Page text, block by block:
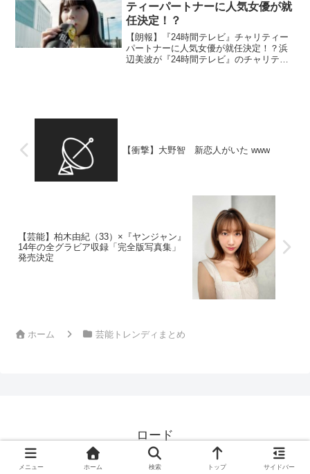
ティーパートナーに人気女優が就
任決定！？
【朗報】『24時間テレビ』チャリティー
パートナーに人気女優が就任決定！？浜
辺美波が『24時間テレビ』のチャリティ
【衝撃】大野智 新恋人がいた www
【芸能】柏木由紀（33）×『ヤンジャン』
14年の全グラビア収録「完全版写真集」
発売決定
ホーム 芸能トレンディまとめ
ロード
© 2024 ロード.
メニュー ホーム 検索 トップ サイドバー